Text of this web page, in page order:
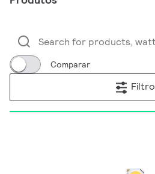
Comparar
Filtro